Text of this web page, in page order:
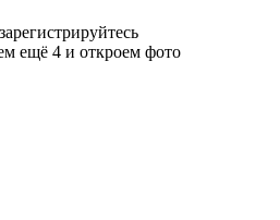
ещё 4 и откроем фото